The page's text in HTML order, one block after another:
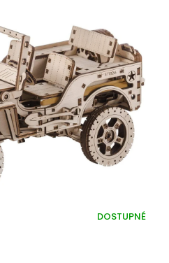
DOSTUPNÉ